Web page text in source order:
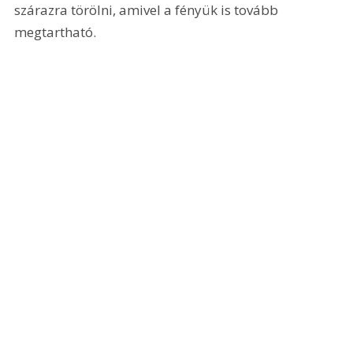
szárazra törölni, amivel a fényük is tovább
megtartható.